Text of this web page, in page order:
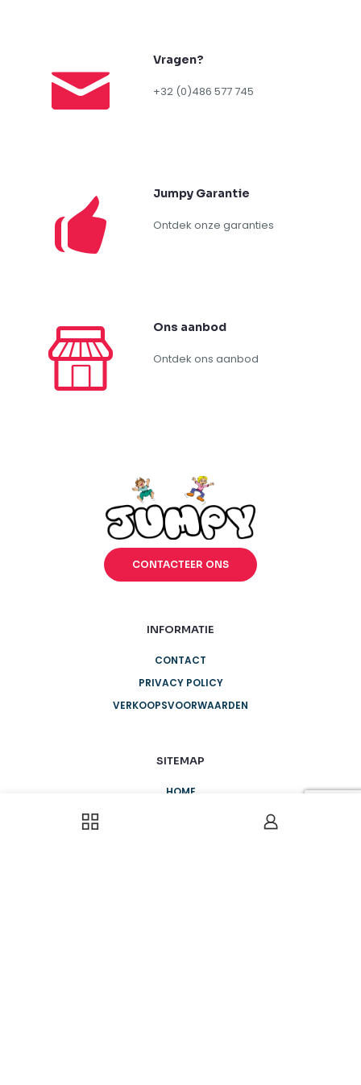
Vragen?
+32 (0)486 577 745
Jumpy Garantie
Ontdek onze garanties
Ons aanbod
Ontdek ons aanbod
CONTACTEER ONS
INFORMATIE
CONTACT
PRIVACY POLICY
VERKOOPSVOORWAARDEN
SITEMAP
HOME